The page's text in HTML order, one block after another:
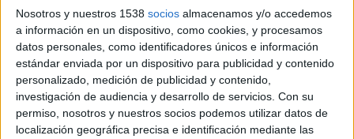
Nosotros y nuestros 1538 socios almacenamos y/o accedemos
a información en un dispositivo, como cookies, y procesamos
datos personales, como identificadores únicos e información
estándar enviada por un dispositivo para publicidad y contenido
personalizado, medición de publicidad y contenido,
investigación de audiencia y desarrollo de servicios. Con su
permiso, nosotros y nuestros socios podemos utilizar datos de
localización geográfica precisa e identificación mediante las